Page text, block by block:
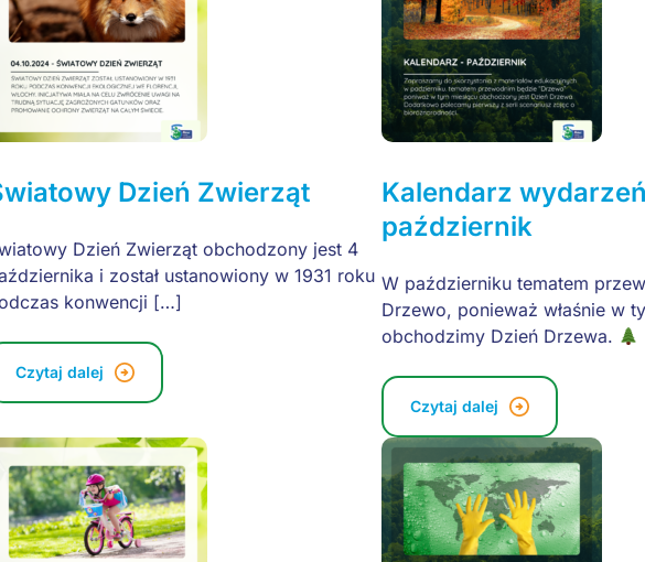
Dzień Zwierząt
Dzień Zwierząt obchodzony jest 4
i został ustanowiony w 1931 roku
konwencji […]
Czytaj dalej
Kalendarz
październik
W październiku tematem
Drzewo, ponieważ właśnie w
obchodzimy Dzień Drzewa.
Czytaj dalej